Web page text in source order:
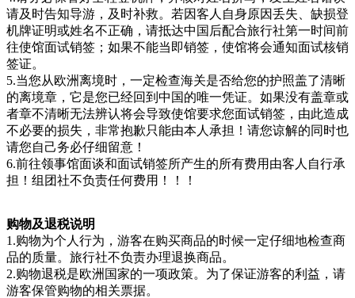
请及时告知导游，及时补救。若因客人自身原因丢失、缺损登
机牌证明或姓名不正确，请抵达中国后配合旅行社第一时间前
往使馆面试销签；如果不能当即销签，使馆将会通知面试核销
签证。
5.当您从欧洲离境时，一定检查海关是否给您的护照盖了清晰
的离境章，它是您已经回到中国的唯一凭证。如果没有盖章或
者章不清晰无法辨认将会导致使馆要求您面试销签，由此造成
不必要的损失，非常抱歉只能由本人承担！请您谅解的同时也
请您自己务必仔细留意！
6.前往领事馆面谈和面试销签所产生的所有费用由客人自行承
担！组团社不负责任何费用！！！
购物及退税说明
1.购物为个人行为，游客在购买商品的时候一定仔细地检查商
品的质量。旅行社不负责办理退换商品。
2.购物退税是欧洲国家的一项政策。为了保证游客的利益，请
游客保管购物的相关票据。